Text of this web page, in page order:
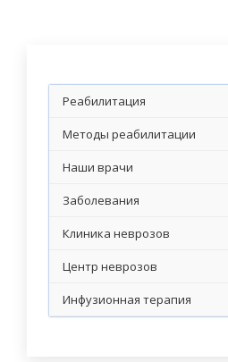
Реабилитация
Методы реабилитации
Наши врачи
Заболевания
Клиника неврозов
Центр неврозов
Инфузионная терапия